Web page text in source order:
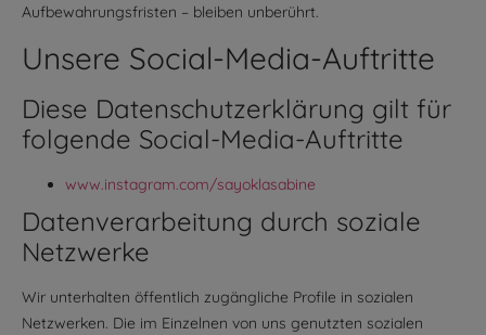
Aufbewahrungsfristen – bleiben unberührt.
Unsere Social-Media-Auftritte
Diese Datenschutzerklärung gilt für
folgende Social-Media-Auftritte
www.instagram.com/sayoklasabine
Datenverarbeitung durch soziale
Netzwerke
Wir unterhalten öffentlich zugängliche Profile in sozialen
Netzwerken. Die im Einzelnen von uns genutzten sozialen